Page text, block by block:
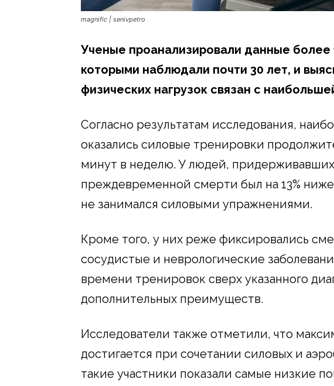
magnific | senivpetro
Ученые проанализировали данные более
которыми наблюдали почти 30 лет, и
физических нагрузок связан с
Согласно результатам исследования,
оказались силовые тренировки
минут в неделю. У людей,
преждевременной смерти был на 13%
не занимался силовыми упражнениями.
Кроме того, у них реже фиксировались
сосудистые и неврологические
времени тренировок сверх указанного
дополнительных преимуществ.
Исследователи также отметили, что
достигается при сочетании силовых и
такие участники показали самые низкие